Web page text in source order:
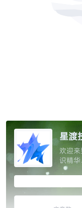
星渡
欢迎
识精
站源
质资